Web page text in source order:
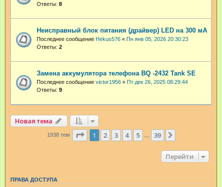
Ответы: 8
Неисправный блок питания (драйвер) LED на 300 мА
Последнее сообщение Hekus576 « Пн янв 05, 2026 20:30:23
Ответы: 2
Замена аккумулятора телефона BQ -2432 Tank SE
Последнее сообщение victor1956 « Пт дек 26, 2025 08:29:44
Ответы: 9
Новая тема
1938 тем Страница из 39
1 2 3 4 5 39
Перейти
ПРАВА ДОСТУПА